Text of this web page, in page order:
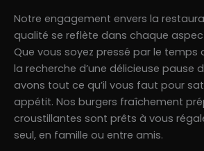
Notre engagement envers la
qualité se reflète dans chaque
Que vous soyez pressé par le temps
la recherche d’une délicieuse pause
avons tout ce qu’il vous faut pour
appétit. Nos burgers fraîchement
croustillantes sont prêts à vous
seul, en famille ou entre amis.